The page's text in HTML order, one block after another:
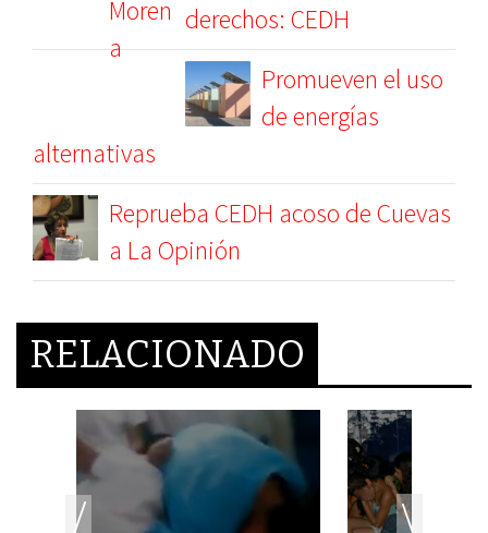
derechos: CEDH
Promueven el uso
de energías
alternativas
Reprueba CEDH acoso de Cuevas
a La Opinión
RELACIONADO